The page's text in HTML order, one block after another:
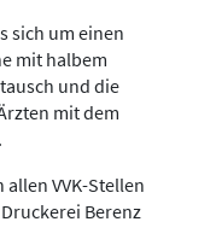
sich um einen
mit halbem
und die
mit dem
VVK-Stellen
Berenz